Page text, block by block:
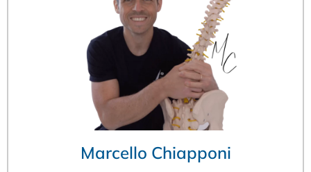
Marcello Chiapponi